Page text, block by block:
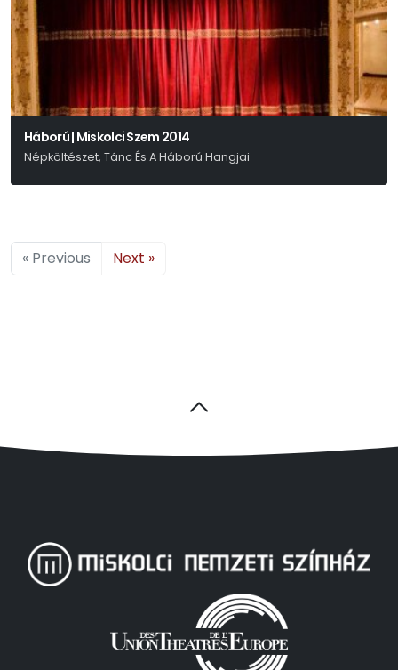
Háború | Miskolci Szem 2014
Népköltészet, Tánc És A Háború Hangjai
« Previous Next »